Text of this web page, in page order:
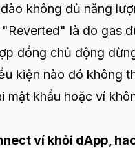
không đủ năng
là do gas
đồng chủ động
kiện nào đó không
mật khẩu hoặc ví
ví khỏi dApp,